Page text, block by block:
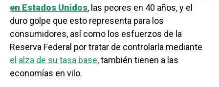
en Estados Unidos, las peores en 40 años, y el
duro golpe que esto representa para los
consumidores, así como los esfuerzos de la
Reserva Federal por tratar de controlarla mediante
el alza de su tasa base, también tienen a las
economías en vilo.